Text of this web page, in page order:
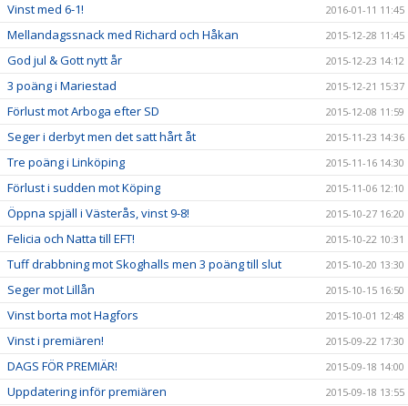
Vinst med 6-1! 2016-01-11 11:45
Mellandagssnack med Richard och Håkan 2015-12-28 11:45
God jul & Gott nytt år 2015-12-23 14:12
3 poäng i Mariestad 2015-12-21 15:37
Förlust mot Arboga efter SD 2015-12-08 11:59
Seger i derbyt men det satt hårt åt 2015-11-23 14:36
Tre poäng i Linköping 2015-11-16 14:30
Förlust i sudden mot Köping 2015-11-06 12:10
Öppna spjäll i Västerås, vinst 9-8! 2015-10-27 16:20
Felicia och Natta till EFT! 2015-10-22 10:31
Tuff drabbning mot Skoghalls men 3 poäng till slut 2015-10-20 13:30
Seger mot Lillån 2015-10-15 16:50
Vinst borta mot Hagfors 2015-10-01 12:48
Vinst i premiären! 2015-09-22 17:30
DAGS FÖR PREMIÄR! 2015-09-18 14:00
Uppdatering inför premiären 2015-09-18 13:55